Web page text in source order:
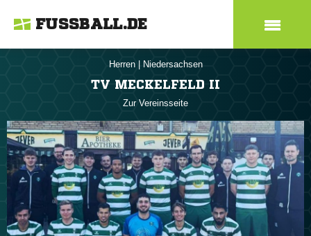
FUSSBALL.DE
Herren Niedersachsen
TV MECKELFELD II
Zur Vereinsseite